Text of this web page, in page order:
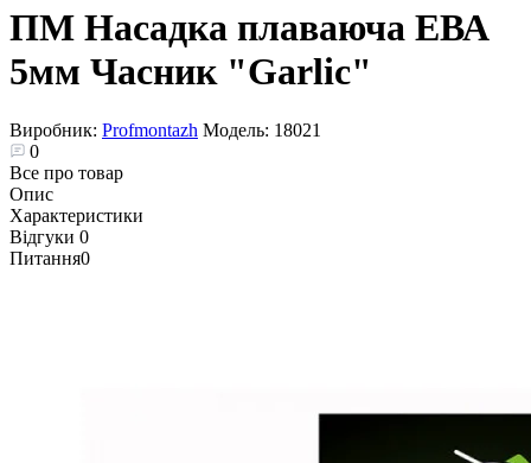
ПМ Насадка плаваюча ЕВА
5мм Часник "Garlic"
Виробник: Profmontazh Модель: 18021
0
Все про товар
Опис
Характеристики
Відгуки 0
Питання0